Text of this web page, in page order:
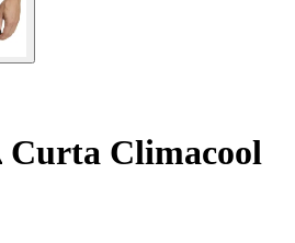
Curta Climacool